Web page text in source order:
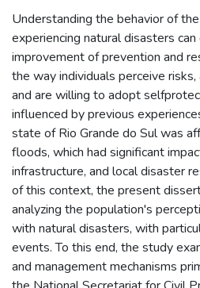
Understanding the behavior of
experiencing natural disasters
improvement of prevention and
the way individuals perceive
and are willing to adopt
influenced by previous
state of Rio Grande do Sul was
floods, which had significant
infrastructure, and local disaster
of this context, the present
analyzing the population's
with natural disasters, with
events. To this end, the study
and management mechanisms